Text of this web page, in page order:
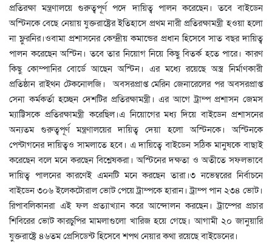
প্রতিরক্ষা মন্ত্রণালয়ে গুরুত্বপূর্ণ পদে দায়িত্ব পালন করেছেন। তবে বাইডেন
অস্টিনকে বেছে নেয়ায় যুক্তরাষ্ট্রের ইতিহাসে প্রথম নারী প্রতিরক্ষামন্ত্রী হওয়া হলো
না ফ্লুরনির।ওবামা প্রশাসনের কেন্দ্রীয় কমান্ডের প্রধান হিসেবে সাত বছর দায়িত্ব
পালন করেছেন অস্টিন। তবে তার নিয়োগ নিয়ে কিছু বিতর্ক হতে পারে। কারণ
কিছু কোম্পানির বোর্ডে আছেন অস্টিন। এর মধ্যে রয়েছে অস্ত্র নির্মাণকারী
প্রতিষ্ঠান রাইথন টেকনোলজি। অবসরপ্রাপ্ত মেরিন জেনারেলের পর অবসরপ্রাপ্ত
সেনা কর্মকর্তা হচ্ছেন দেশটির প্রতিরক্ষামন্ত্রী। এর আগে ট্রাম্প প্রশাসন জেমস
ম্যাট্টিসকে প্রতিরক্ষামন্ত্রী করেছিল।এ নিয়োগের মধ্য দিয়ে বাইডেন প্রশাসনের
অন্যতম গুরুত্বপূর্ণ মন্ত্রণালয়ের দায়িত্ব দেয়া হলো অস্টিনকে। অস্টিনকে
পেন্টাগনের দায়িত্বও সামলাতে হবে। এ দায়িত্বে বাইডেন সঠিক মানুষকে বাছাই
করেছেন বলে মনে করছেন বিশ্লেষকরা। অস্টিনের দক্ষতা ও অতীতে সফলভাবে
দায়িত্ব পালনের কারণেই এমনটি মনে করছেন তারা।৩ নভেম্বরের নির্বাচনে
বাইডেন ৩০৬ ইলেকটোরাল ভোট পেয়ে ট্রাম্পকে হারান। ট্রাম্প পান ২৩৪ ভোট।
রিপাবলিকানরা এই ফল প্রত্যাখ্যান করে আন্দোলন করছেন। ট্রাম্পের প্রচার
শিবিরের ভোট কারচুপির মামলাগুলো খারিজ হয়ে গেছে। আগামী ২০ জানুয়ারি
যুক্তরাষ্ট্রে ৪৬তম প্রেসিডেন্ট হিসেবে শপথ নেয়ার কথা রয়েছে বাইডেনের।